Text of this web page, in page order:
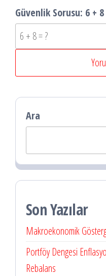
Güvenlik Sorusu: 6 +
Ara
Son Yazılar
Makroekonomik
Portföy Dengesi
Rebalans